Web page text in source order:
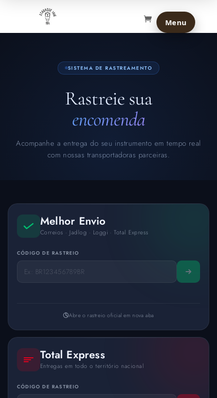
SISTEMA DE RASTREAMENTO
Rastreie sua
encomenda
Acompanhe a entrega do seu instrumento em tempo real
com nossas transportadoras parceiras.
Melhor Envio
Correios · Jadlog · Loggi · Total Express
CÓDIGO DE RASTREIO
Abre o rastreio oficial em nova aba
Total Express
Entregas em todo o território nacional
CÓDIGO DE RASTREIO